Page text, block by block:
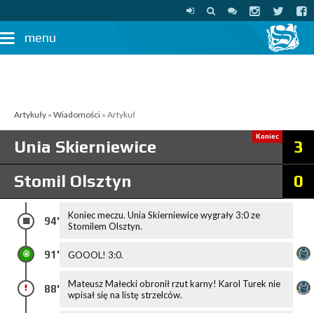
menu
Artykuły » Wiadomości » Artykuł
Koniec
Unia Skierniewice
3
Stomil Olsztyn
0
94'
Koniec meczu. Unia Skierniewice wygrały 3:0 ze
Stomilem Olsztyn.
91' GOOOL! 3:0.
88'
Mateusz Małecki obronił rzut karny! Karol Turek nie
wpisał się na listę strzelców.